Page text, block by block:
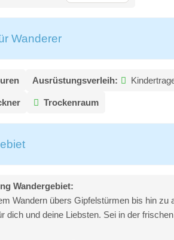
Wanderer
Ausrüstungsverleih:
Trockenraum
Wandergebiet:
Wandern übers Gipfelstürmen bis hin
dich und deine Liebsten. Sei in der